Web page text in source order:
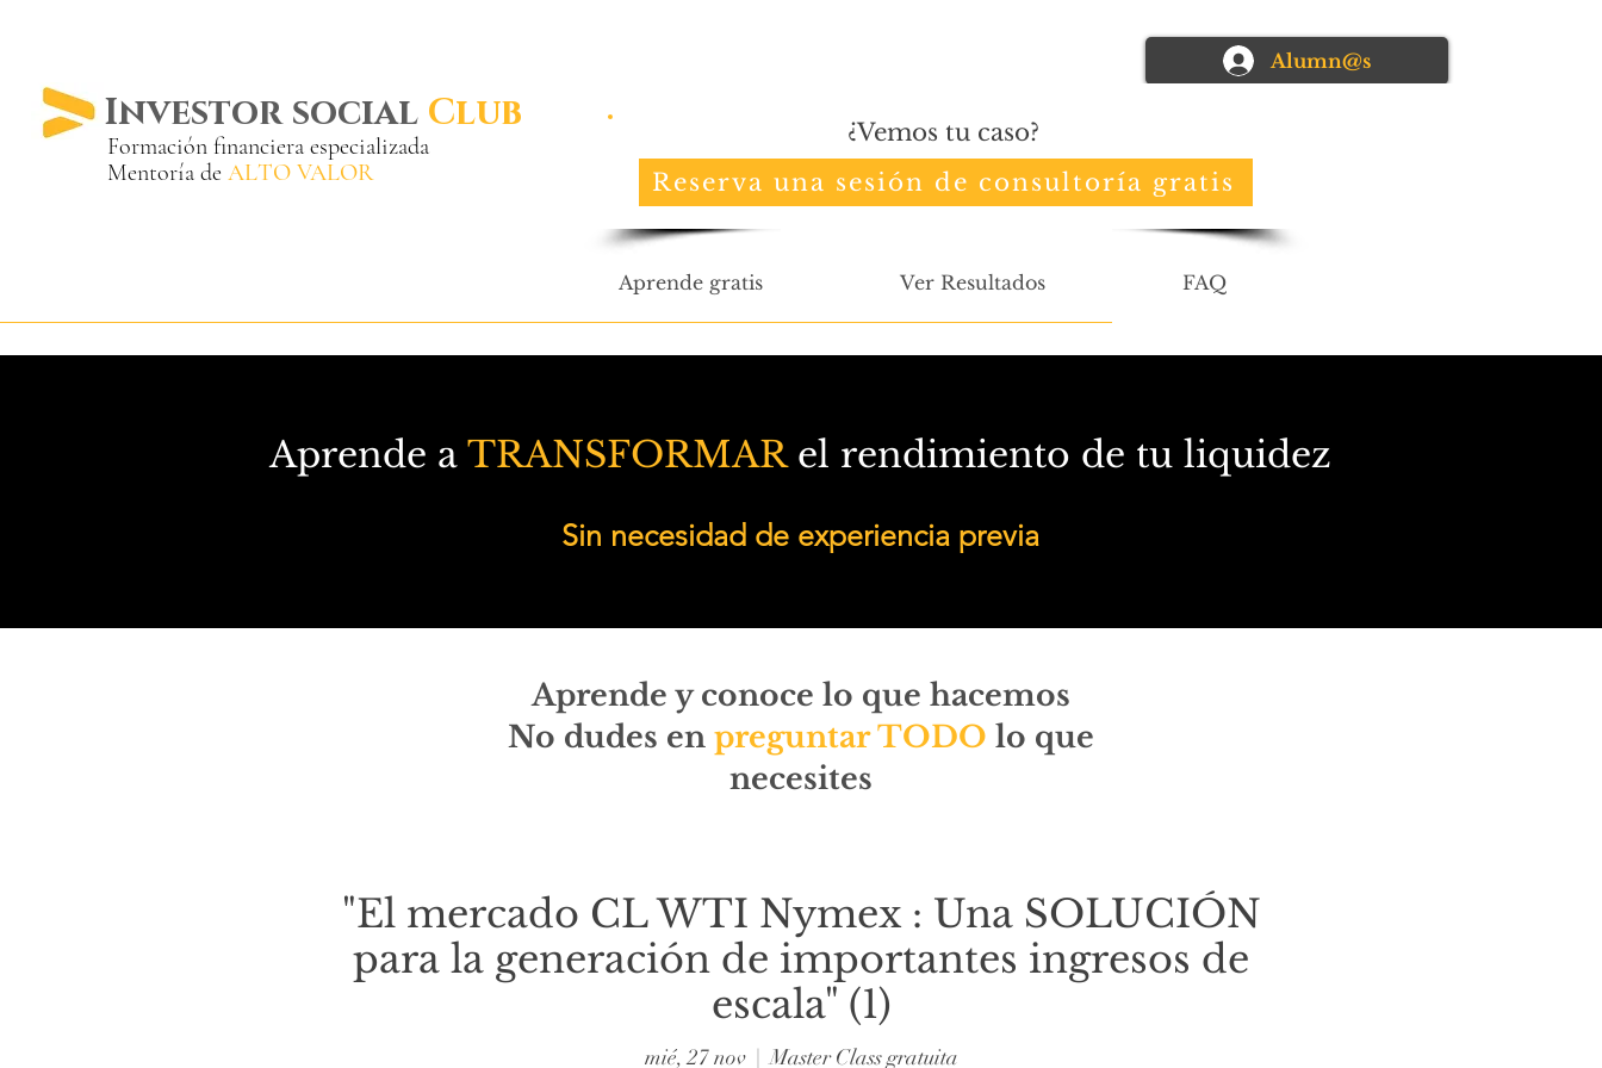
Alumn@s
Investor social Club
Formación financiera especializada
Mentoría de ALTO VALOR
¿Vemos tu caso?
Reserva una sesión de consultoría gratis
Aprende gratis Ver Resultados FAQ
Aprende a TRANSFORMARel rendimiento de tu liquidez
Sin necesidad de experiencia previa
Aprende y conoce lo que hacemos
No dudes en preguntar TODO lo que
necesites
"El mercado CL WTI Nymex : Una SOLUCIÓN
para la generación de importantes ingresos de
escala" (1)
mié, 27 nov
  |
Master Class gratuita